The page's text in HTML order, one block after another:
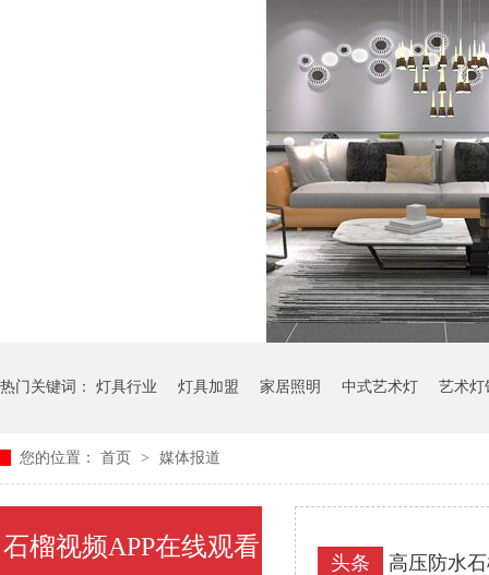
热门关键词： 灯具行业 灯具加盟 家居照明 中式艺术灯 艺术灯
您的位置： 首页 > 媒体报道
石榴视频APP在线观看
高压防水
头条